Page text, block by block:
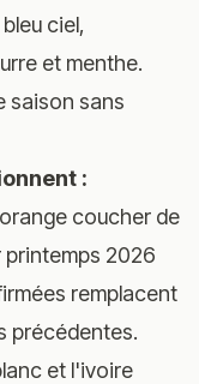
ciel,
et menthe.
saison sans
:
coucher de
printemps 2026
remplacent
précédentes.
et l'ivoire